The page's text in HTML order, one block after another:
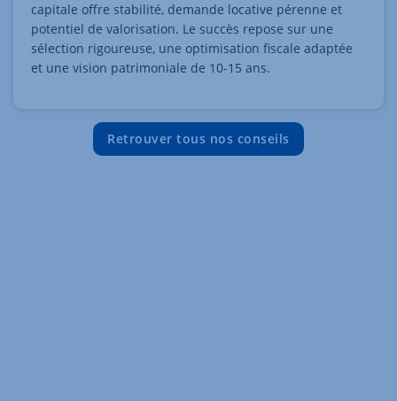
capitale offre stabilité, demande locative pérenne et
potentiel de valorisation. Le succès repose sur une
sélection rigoureuse, une optimisation fiscale adaptée
et une vision patrimoniale de 10-15 ans.
Retrouver tous nos conseils